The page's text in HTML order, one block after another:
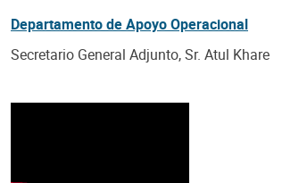
Departamento de Apoyo Operacional
Secretario General Adjunto, Sr. Atul Khare